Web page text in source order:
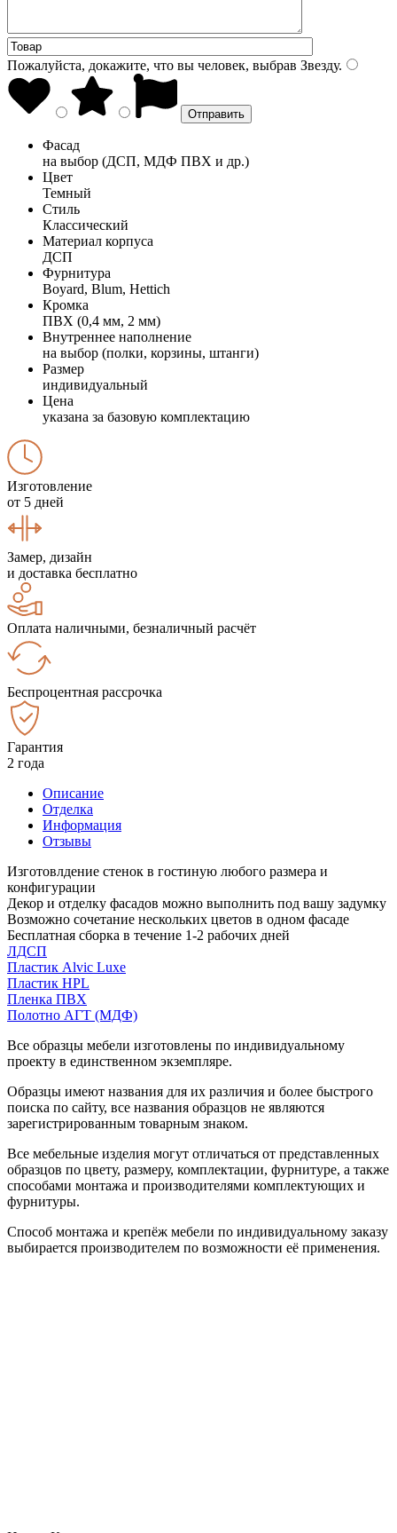
Пожалуйста, докажите, что вы человек, выбрав Звезду.
Фасад
на выбор (ДСП, МДФ ПВХ и др.)
Цвет
Темный
Стиль
Классический
Материал корпуса
ДСП
Фурнитура
Boyard, Blum, Hettich
Кромка
ПВХ (0,4 мм, 2 мм)
Внутреннее наполнение
на выбор (полки, корзины, штанги)
Размер
индивидуальный
Цена
указана за базовую комплектацию
Изготовление
от 5 дней
Замер, дизайн
и доставка бесплатно
Оплата наличными, безналичный расчёт
Беспроцентная рассрочка
Гарантия
2 года
Описание
Отделка
Информация
Отзывы
Изготовлдение стенок в гостиную любого размера и
конфигурации
Декор и отделку фасадов можно выполнить под вашу задумку
Возможно сочетание нескольких цветов в одном фасаде
Бесплатная сборка в течение 1-2 рабочих дней
ЛДСП
Пластик Alvic Luxe
Пластик HPL
Пленка ПВХ
Полотно АГТ (МДФ)
Все образцы мебели изготовлены по индивидуальному
проекту в единственном экземпляре.
Образцы имеют названия для их различия и более быстрого
поиска по сайту, все названия образцов не являются
зарегистрированным товарным знаком.
Все мебельные изделия могут отличаться от представленных
образцов по цвету, размеру, комплектации, фурнитуре, а также
способами монтажа и производителями комплектующих и
фурнитуры.
Способ монтажа и крепёж мебели по индивидуальному заказу
выбирается производителем по возможности её применения.